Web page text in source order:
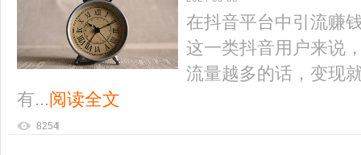
在抖音平台中引流赚
这一类抖音用户来说
流量越多的话，变现
有...阅读全文
8254